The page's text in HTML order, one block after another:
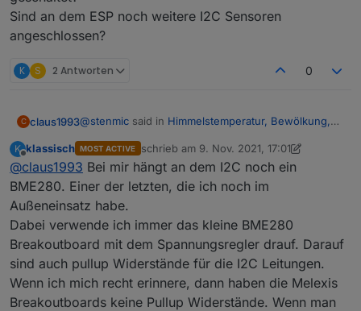
Sind an dem ESP noch weitere I2C Sensoren
angeschlossen?
K S 2 Antworten 0
C claus1993@stenmic said in Himmelstemperatur, Bewölkung,
@klassisch
Erstmal Danke für deine ausführliche
Bei mir geht ESP Easy problemlos, der Sensor
ist schon im Paket drin.
Ich musste lediglich auf "Force Slow I2C
speed" stellen.
Hatte es schon versucht aber leider hat es bei mir
nicht geklappt. Denke ich werde es noch mal
angehen...
Hast du den Sensor direkt an den ESP
angeschlossen oder noch irgendwelche
Wiederstände dazwischen geschaltet?
Sind an dem ESP noch weitere I2C Sensoren
angeschlossen?
K
Offline
klassisch MOST ACTIVE schrieb am 9. Nov. 2021, 17:01
zuletzt editiert von klassisch11. Sept. 2021,
@claus1993 Bei mir hängt an dem I2C noch ein
BME280. Einer der letzten, die ich noch im
Außeneinsatz habe.
Dabei verwende ich immer das kleine BME280
Breakoutboard mit dem Spannungsregler drauf. Darauf
sind auch pullup Widerstände für die I2C Leitungen.
Wenn ich mich recht erinnere, dann haben die Melexis
Breakoutboards keine Pullup Widerstände. Wenn man